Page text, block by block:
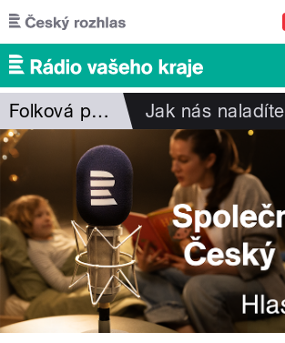
Přejít k hlavnímu obsahu
Folková pohlazení Jak nás naladíte